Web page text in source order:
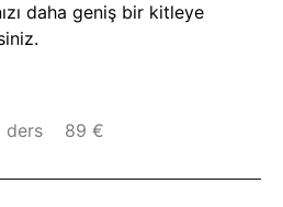
daha geniş bir kitleye
ders 89 €